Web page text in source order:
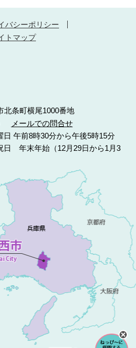
バシーポリシー
トマップ
条町横尾1000番地
メールでの問合せ
午前8時30分から午後5時15分
日 年末年始（12月29日から1月3